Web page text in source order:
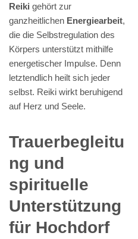
Reiki gehört zur
ganzheitlichen Energiearbeit,
die die Selbstregulation des
Körpers unterstützt mithilfe
energetischer Impulse. Denn
letztendlich heilt sich jeder
selbst. Reiki wirkt beruhigend
auf Herz und Seele.
Trauerbegleitu
ng und
spirituelle
Unterstützung
für Hochdorf